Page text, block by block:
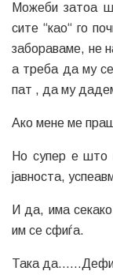
Можеби затоа
сите “као“ го
забораваме, не
а треба да му
пат , да му
Ако мене ме
Но супер е што
јавноста,
И да, има
им се сфиѓа.
Така